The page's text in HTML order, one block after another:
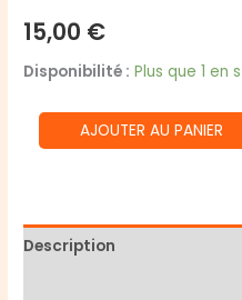
15,00 €
Disponibilité : Plus que 1 en
quantité
de
Helios
AJOUTER AU PANIER
Description